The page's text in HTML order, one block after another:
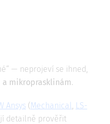
— neprojeví se ihned,
mikroprasklinám.
Ansys (Mechanical, LS-
detailně prověřit